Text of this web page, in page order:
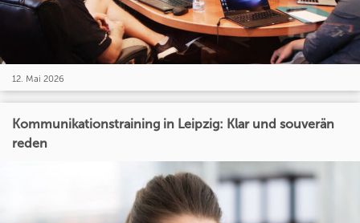
12. Mai 2026
Kommunikationstraining in Leipzig: Klar und souverän
reden